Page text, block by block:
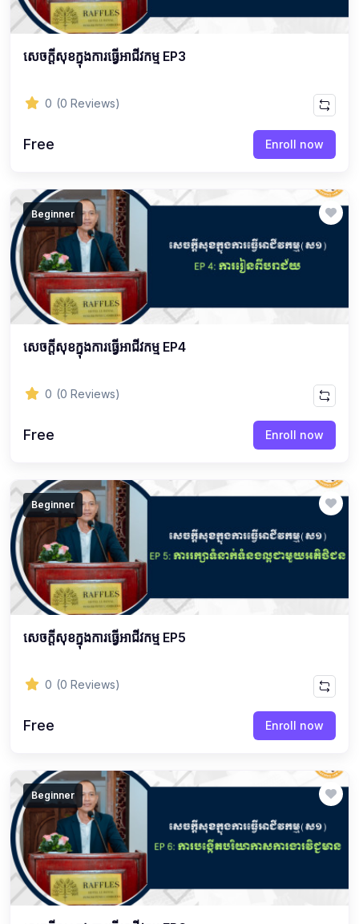
សេចក្ដីសុខក្នុងការធ្វើអាជីវកម្ម EP3
0 (0 Reviews)
Free Enroll now
Beginner
សេចក្ដីសុខក្នុងការធ្វើអាជីវកម្ម EP4
0 (0 Reviews)
Free Enroll now
Beginner
សេចក្ដីសុខក្នុងការធ្វើអាជីវកម្ម EP5
0 (0 Reviews)
Free Enroll now
Beginner